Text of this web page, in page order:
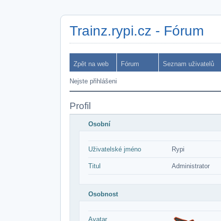
Trainz.rypi.cz - Fórum
Zpět na web Fórum Seznam uživatelů
Nejste přihlášeni
Profil
Osobní
Uživatelské jméno Rypi
Titul Administrator
Osobnost
Avatar